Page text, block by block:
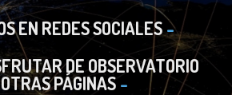
EN REDES SOCIALES
DE OBSERVATORIO
PÁGINAS